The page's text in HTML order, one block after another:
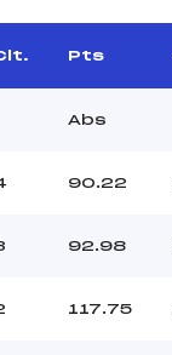
Pts
Abs
90.22
92.98
117.75